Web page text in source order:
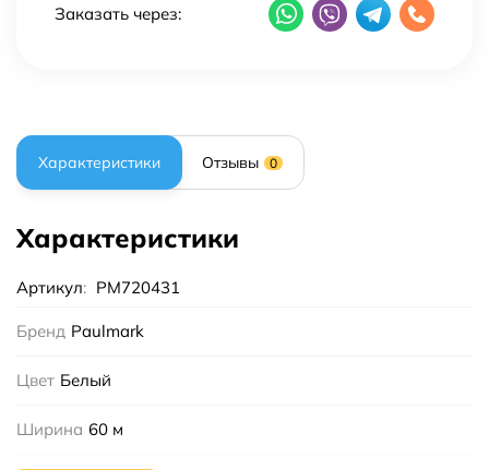
Заказать через:
Характеристики Отзывы 0
Характеристики
Артикул: PM720431
Бренд Paulmark
Цвет Белый
Ширина 60 м